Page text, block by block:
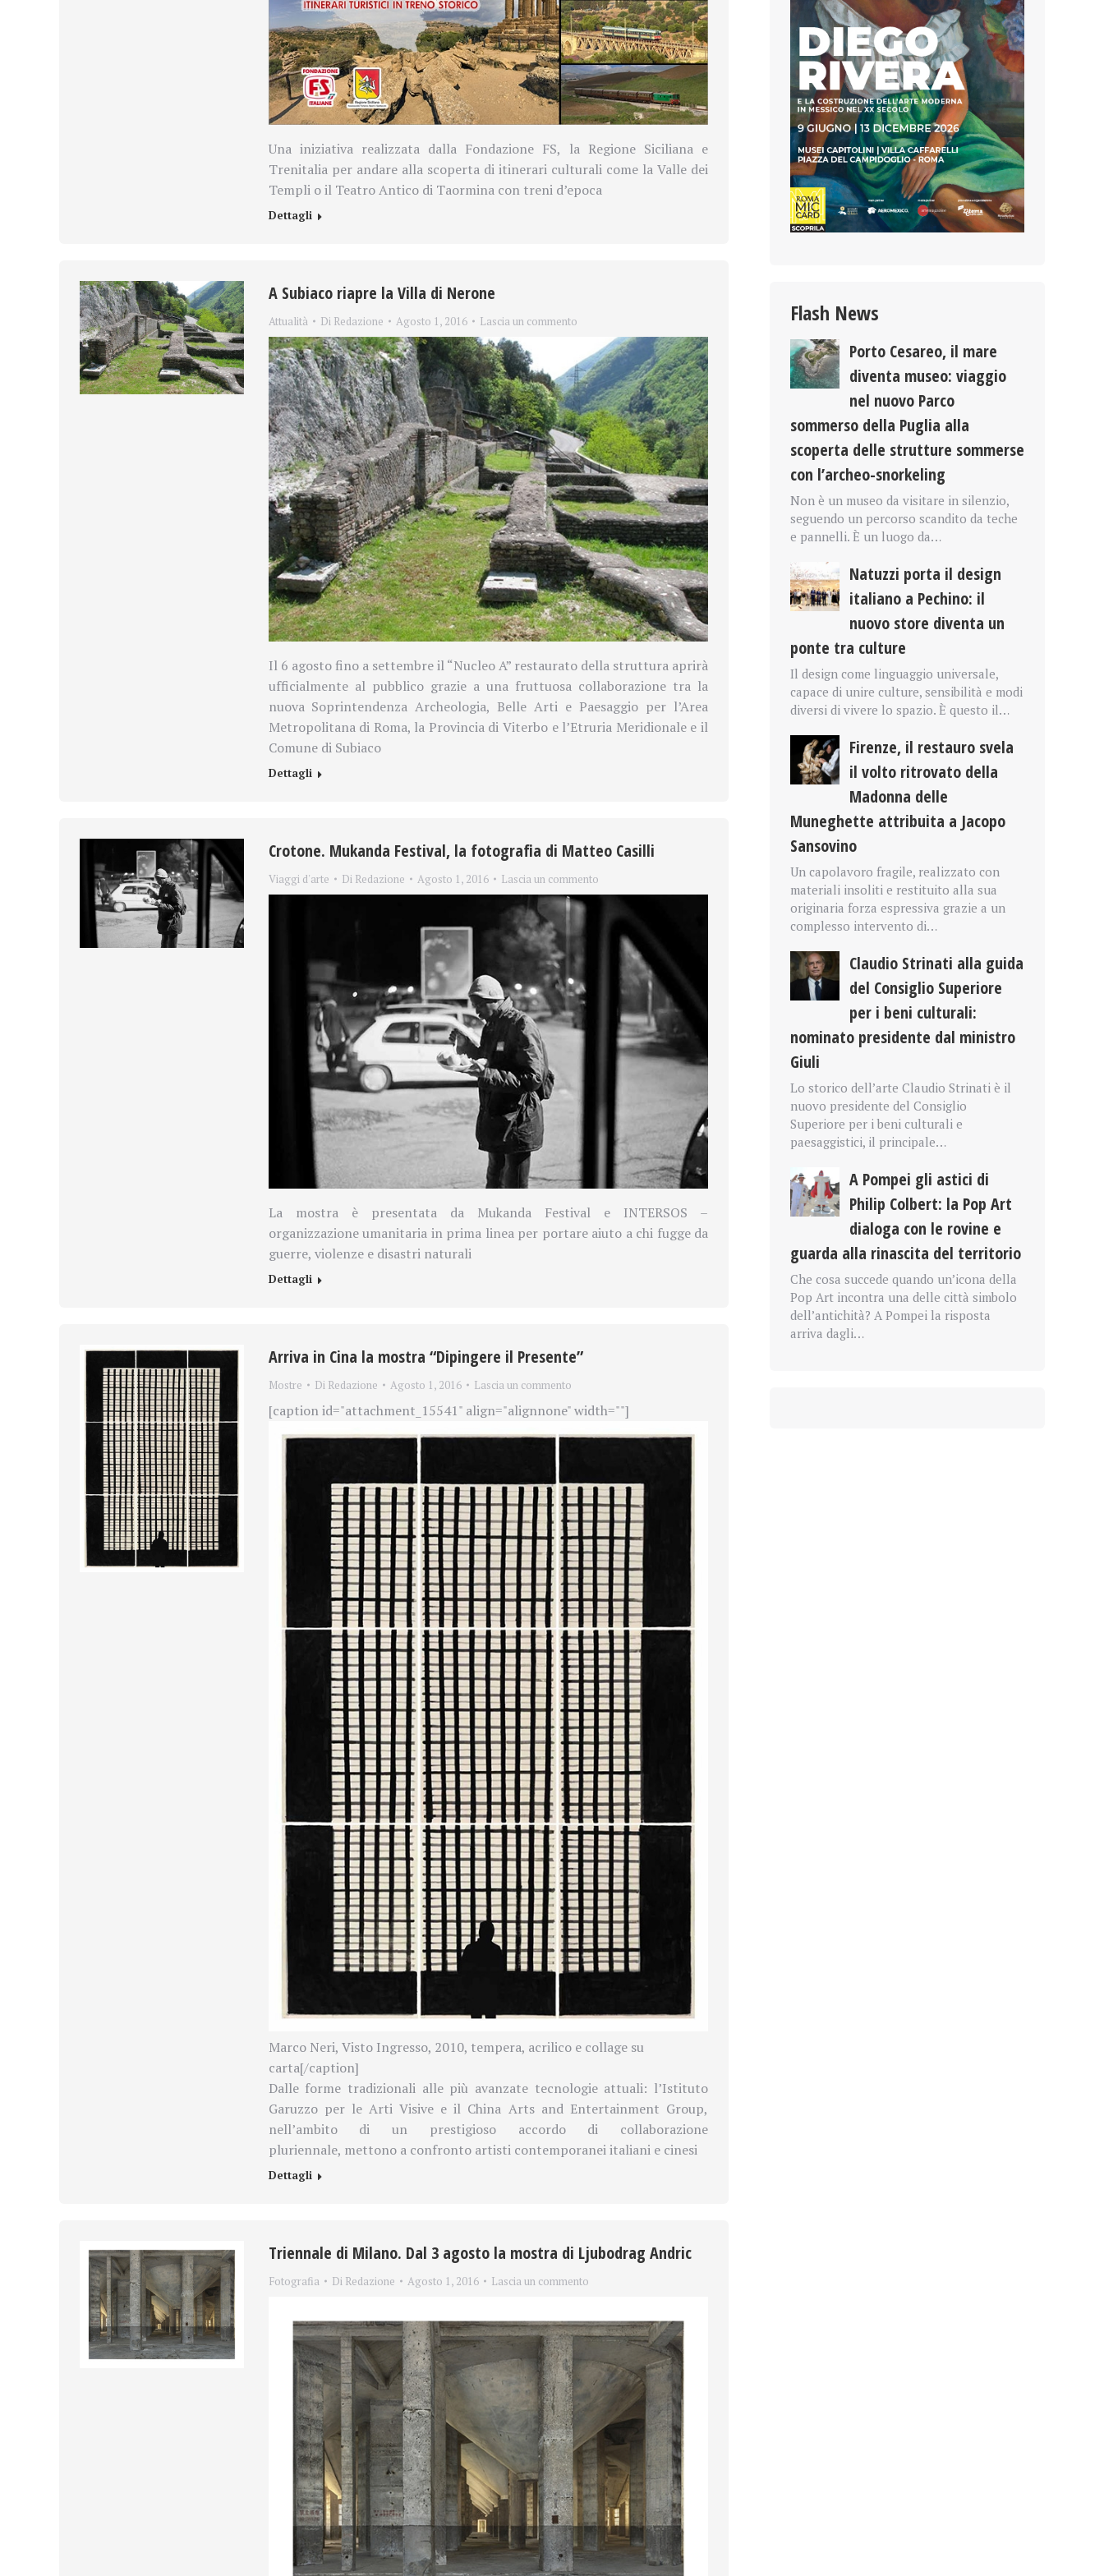
Una iniziativa realizzata dalla Fondazione FS, la Regione Siciliana e
Trenitalia per andare alla scoperta di itinerari culturali come la Valle dei
Templi o il Teatro Antico di Taormina con treni d’epoca
Dettagli
A Subiaco riapre la Villa di Nerone
Attualità Di Redazione Agosto 1, 2016 Lascia un commento
Il 6 agosto fino a settembre il “Nucleo A” restaurato della struttura aprirà
ufficialmente al pubblico grazie a una fruttuosa collaborazione tra la
nuova Soprintendenza Archeologia, Belle Arti e Paesaggio per l’Area
Metropolitana di Roma, la Provincia di Viterbo e l’Etruria Meridionale e il
Comune di Subiaco
Dettagli
Crotone. Mukanda Festival, la fotografia di Matteo Casilli
Viaggi d'arte Di Redazione Agosto 1, 2016 Lascia un commento
La mostra è presentata da Mukanda Festival e INTERSOS –
organizzazione umanitaria in prima linea per portare aiuto a chi fugge da
guerre, violenze e disastri naturali
Dettagli
Arriva in Cina la mostra “Dipingere il Presente”
Mostre Di Redazione Agosto 1, 2016 Lascia un commento
[caption id="attachment_15541" align="alignnone" width=""]
Marco Neri, Visto Ingresso, 2010, tempera, acrilico e collage su
carta[/caption]
Dalle forme tradizionali alle più avanzate tecnologie attuali: l’Istituto
Garuzzo per le Arti Visive e il China Arts and Entertainment Group,
nell’ambito di un prestigioso accordo di collaborazione
pluriennale, mettono a confronto artisti contemporanei italiani e cinesi
Dettagli
Triennale di Milano. Dal 3 agosto la mostra di Ljubodrag Andric
Fotografia Di Redazione Agosto 1, 2016 Lascia un commento
Flash News
Porto Cesareo, il mare
diventa museo: viaggio
nel nuovo Parco
sommerso della Puglia alla
scoperta delle strutture sommerse
con l’archeo-snorkeling
Non è un museo da visitare in silenzio,
seguendo un percorso scandito da teche
e pannelli. È un luogo da…
Natuzzi porta il design
italiano a Pechino: il
nuovo store diventa un
ponte tra culture
Il design come linguaggio universale,
capace di unire culture, sensibilità e modi
diversi di vivere lo spazio. È questo il…
Firenze, il restauro svela
il volto ritrovato della
Madonna delle
Muneghette attribuita a Jacopo
Sansovino
Un capolavoro fragile, realizzato con
materiali insoliti e restituito alla sua
originaria forza espressiva grazie a un
complesso intervento di…
Claudio Strinati alla guida
del Consiglio Superiore
per i beni culturali:
nominato presidente dal ministro
Giuli
Lo storico dell’arte Claudio Strinati è il
nuovo presidente del Consiglio
Superiore per i beni culturali e
paesaggistici, il principale…
A Pompei gli astici di
Philip Colbert: la Pop Art
dialoga con le rovine e
guarda alla rinascita del territorio
Che cosa succede quando un’icona della
Pop Art incontra una delle città simbolo
dell’antichità? A Pompei la risposta
arriva dagli…